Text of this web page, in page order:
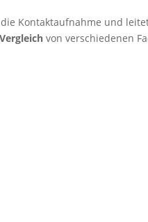
Kontaktaufnahme und
von verschiedenen